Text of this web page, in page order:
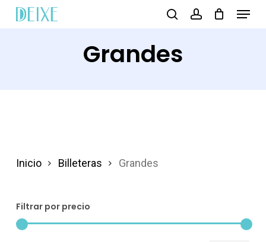
Skip
Menu
Grandes
Inicio Billeteras Grandes
Filtrar por precio